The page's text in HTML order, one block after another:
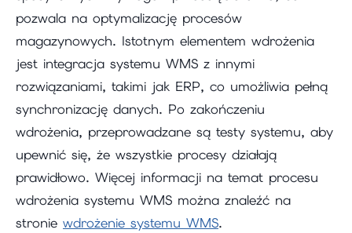
pozwala na optymalizację procesów
magazynowych. Istotnym elementem wdrożenia
jest integracja systemu WMS z innymi
rozwiązaniami, takimi jak ERP, co umożliwia pełną
synchronizację danych. Po zakończeniu
wdrożenia, przeprowadzane są testy systemu, aby
upewnić się, że wszystkie procesy działają
prawidłowo. Więcej informacji na temat procesu
wdrożenia systemu WMS można znaleźć na
stronie wdrożenie systemu WMS.